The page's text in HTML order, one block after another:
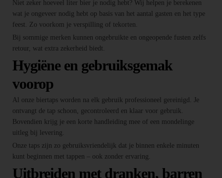
Niet zeker hoeveel liter bier je nodig hebt? Wij helpen je berekenen
wat je ongeveer nodig hebt op basis van het aantal gasten en het type
feest. Zo voorkom je verspilling of tekorten.
Bij sommige merken kunnen ongebruikte en ongeopende fusten zelfs
retour, wat extra zekerheid biedt.
Hygiëne en gebruiksgemak
voorop
Al onze biertaps worden na elk gebruik professioneel gereinigd. Je
ontvangt de tap schoon, gecontroleerd en klaar voor gebruik.
Bovendien krijg je een korte handleiding mee of een mondelinge
uitleg bij levering.
Onze taps zijn zo gebruiksvriendelijk dat je binnen enkele minuten
kunt beginnen met tappen – ook zonder ervaring.
Uitbreiden met dranken, barren